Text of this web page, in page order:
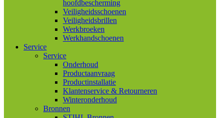
hoofdbescherming
Veiligheidsschoenen
Veiligheidsbrillen
Werkbroeken
Werkhandschoenen
Service
Service
Onderhoud
Productaanvraag
Productinstallatie
Klantenservice & Retourneren
Winteronderhoud
Bronnen